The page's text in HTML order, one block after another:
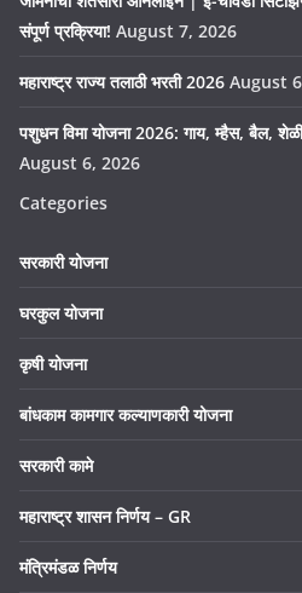
संपूर्ण प्रक्रिया! August 7, 2026
महाराष्ट्र राज्य तलाठी भरती 2026 August
पशुधन विमा योजना 2026: गाय, म्हैस, बैल, शेळी
August 6, 2026
Categories
सरकारी योजना
घरकुल योजना
कृषी योजना
बांधकाम कामगार कल्याणकारी योजना
सरकारी कामे
महाराष्ट्र शासन निर्णय – GR
मंत्रिमंडळ निर्णय